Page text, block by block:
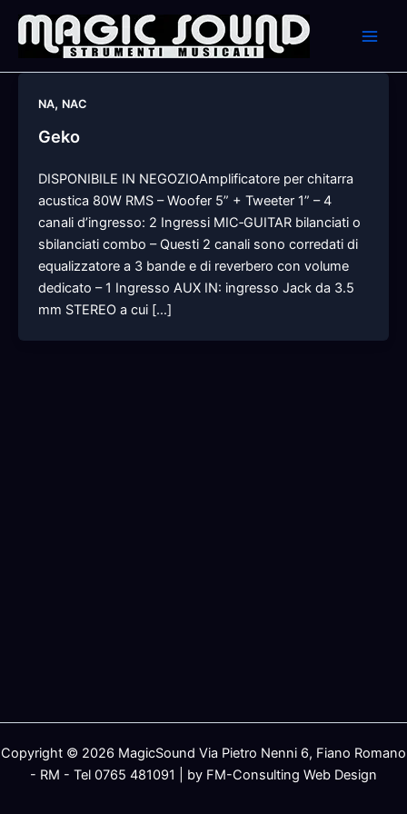
content
NA, NAC
Geko
DISPONIBILE IN NEGOZIOAmplificatore per chitarra
acustica 80W RMS – Woofer 5” + Tweeter 1” – 4
canali d’ingresso: 2 Ingressi MIC‐GUITAR bilanciati o
sbilanciati combo – Questi 2 canali sono corredati di
equalizzatore a 3 bande e di reverbero con volume
dedicato – 1 Ingresso AUX IN: ingresso Jack da 3.5
mm STEREO a cui […]
Copyright © 2026 MagicSound Via Pietro Nenni 6, Fiano Romano
- RM - Tel 0765 481091 | by FM-Consulting Web Design